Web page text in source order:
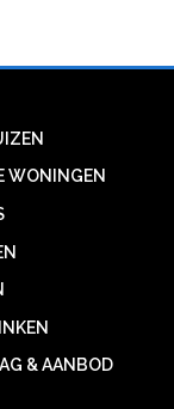
WONINGEN
& AANBOD